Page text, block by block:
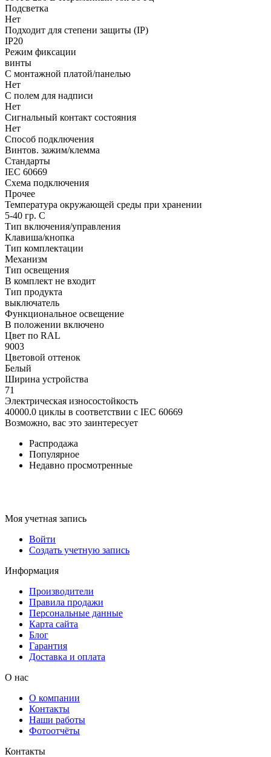
Подсветка
Нет
Подходит для степени защиты (IP)
IP20
Режим фиксации
винты
С монтажной платой/панелью
Нет
С полем для надписи
Нет
Сигнальный контакт состояния
Нет
Способ подключения
Винтов. зажим/клемма
Стандарты
IEC 60669
Схема подключения
Прочее
Температура окружающей среды при хранении
5-40 гр. C
Тип включения/управления
Клавиша/кнопка
Тип комплектации
Механизм
Тип освещения
В комплект не входит
Тип продукта
выключатель
Функциональное освещение
В положении включено
Цвет по RAL
9003
Цветовой оттенок
Белый
Ширина устройства
71
Электрическая износостойкость
40000.0 циклы в соответствии с IEC 60669
Возможно, вас это заинтересует
Распродажа
Популярное
Недавно просмотренные
Моя учетная запись
Войти
Создать учетную запись
Информация
Производители
Правила продажи
Персональные данные
Карта сайта
Блог
Гарантия
Доставка и оплата
О нас
О компании
Контакты
Наши работы
Фотоотчёты
Контакты